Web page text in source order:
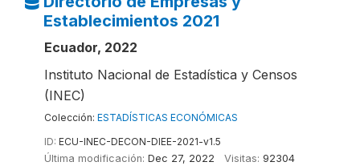
Establecimientos 2021
Ecuador, 2022
Instituto Nacional de Estadística y Censos
(INEC)
Colección: ESTADÍSTICAS ECONÓMICAS
ID: ECU-INEC-DECON-DIEE-2021-v1.5
Última modificación: Dec 27, 2022 Visitas: 92304